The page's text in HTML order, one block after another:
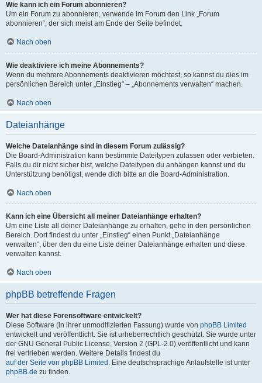
Wie kann ich ein Forum abonnieren?
Um ein Forum zu abonnieren, verwende im Forum den Link „Forum
abonnieren“, der sich meist am Ende der Seite befindet.
Nach oben
Wie deaktiviere ich meine Abonnements?
Wenn du mehrere Abonnements deaktivieren möchtest, so kannst du dies im
persönlichen Bereich unter „Einstieg“ – „Abonnements verwalten“ machen.
Nach oben
Dateianhänge
Welche Dateianhänge sind in diesem Forum zulässig?
Die Board-Administration kann bestimmte Dateitypen zulassen oder verbieten.
Falls du dir nicht sicher bist, welche Dateitypen du anhängen kannst und du
Unterstützung benötigst, wende dich bitte an die Board-Administration.
Nach oben
Kann ich eine Übersicht all meiner Dateianhänge erhalten?
Um eine Liste all deiner Dateianhänge zu erhalten, gehe in den persönlichen
Bereich. Dort findest du unter „Einstieg“ einen Punkt „Dateianhänge
verwalten“, über den du eine Liste deiner Dateianhänge erhalten und diese
verwalten kannst.
Nach oben
phpBB betreffende Fragen
Wer hat diese Forensoftware entwickelt?
Diese Software (in ihrer unmodifizierten Fassung) wurde von phpBB Limited
entwickelt und veröffentlicht. Sie ist urheberrechtlich geschützt. Sie wurde unter
der GNU General Public License, Version 2 (GPL-2.0) veröffentlicht und kann
frei vertrieben werden. Weitere Details findest du
auf der Seite von phpBB Limited . Eine deutschsprachige Anlaufstelle ist unter
phpBB.de zu finden.